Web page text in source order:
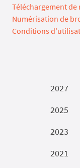
Téléchargement
Numérisation de
Conditions
2027
2025
2023
2021